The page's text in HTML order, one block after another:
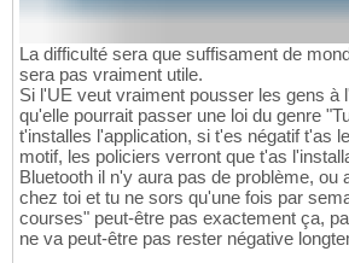
La difficulté sera que suffisament de
sera pas vraiment utile.
Si l'UE veut vraiment pousser les gens à
qu'elle pourrait passer une loi du genre
t'installes l'application, si t'es négatif t'as
motif, les policiers verront que t'as
Bluetooth il n'y aura pas de problème, ou
chez toi et tu ne sors qu'une fois par
courses" peut-être pas exactement ça,
ne va peut-être pas rester négative